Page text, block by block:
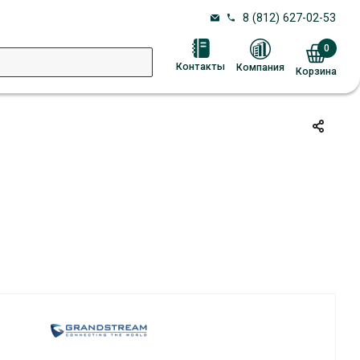
8 (812) 627-02-53
Контакты Компания Корзина
0